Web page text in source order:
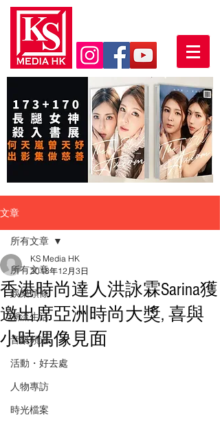
文章
所有文章
娛樂頭條
潮流生活
音樂頻道
活動・好去處
人物專訪
時光檔案
所有文章
香港時尚達人洪詠霖Sarina獲
邀出席亞洲時尚大獎, 喜與
小時偶像見面
KS Media HK
2018年12月3日